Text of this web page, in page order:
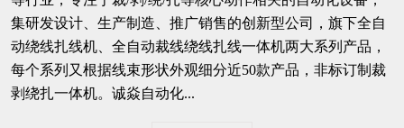
集研发设计、生产制造、推广销售的创新型公司，旗下全自
动绕线扎线机、全自动裁线绕线扎线一体机两大系列产品，
每个系列又根据线束形状外观细分近50款产品，非标订制裁
剥绕扎一体机。诚焱自动化...